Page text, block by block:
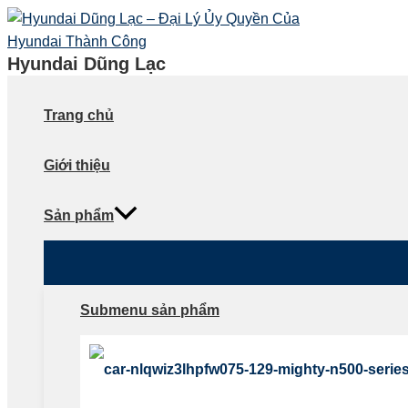
Skip
to
content
Hyundai Dũng Lạc
Trang chủ
Giới thiệu
Sản phẩm
Submenu sản phẩm